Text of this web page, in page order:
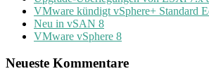
VMware kündigt vSphere+ Standard
Neu in vSAN 8
VMware vSphere 8
Neueste Kommentare